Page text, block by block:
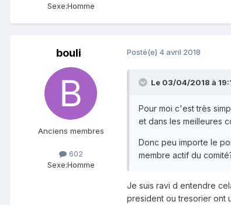
Sexe:Homme
bouli
Anciens membres
602
Sexe:Homme
Posté(e) 4 avril 2018
Le 03/04/2018 à
Pour moi c'est très
et dans les meilleures
Donc peu importe le
membre actif du
Je suis ravi d entendre
president ou tresorier ont